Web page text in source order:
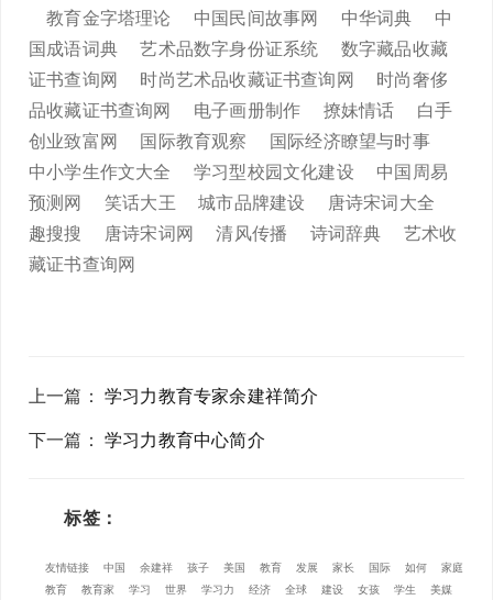
教育金字塔理论
中国民间故事网 中华词典
中
国成语词典
艺术品数字身份证系统
数字藏品收藏
证书查询网
时尚艺术品收藏证书查询网
时尚奢侈
品收藏证书查询网
电子画册制作 撩妹情话
白手
创业致富网
国际教育观察
国际经济瞭望与时事
中小学生作文大全
学习型校园文化建设
中国周易
预测网
笑话大王 城市品牌建设
唐诗宋词大全
趣搜搜
唐诗宋词网 清风传播 诗词辞典
艺术收
藏证书查询网
上一篇 ：学习力教育专家余建祥简介
下一篇 ：学习力教育中心简介
标签：
友情链接 中国 余建祥 孩子 美国 教育 发展 家长 国际 如何
家庭
教育
教育家 学习 世界 学习力 经济 全球 建设 女孩 学生 美媒